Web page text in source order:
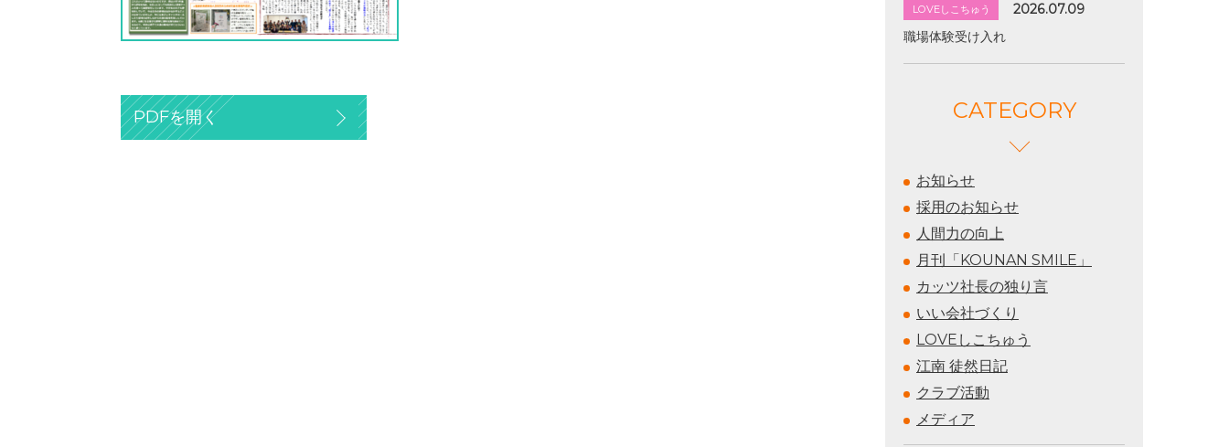
PDFを開く
LOVEしこちゅう
2026.07.09
職場体験受け入れ
CATEGORY
お知らせ
採用のお知らせ
人間力の向上
月刊「KOUNAN SMILE」
カッツ社長の独り言
いい会社づくり
LOVEしこちゅう
江南 徒然日記
クラブ活動
メディア